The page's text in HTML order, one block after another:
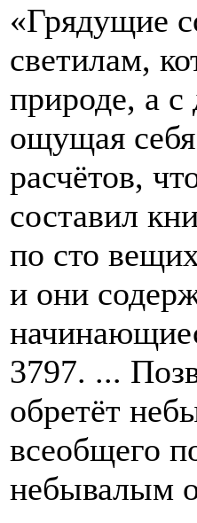
«Грядущие
светилам,
природе, а
ощущая себя
расчётов,
составил
по сто
и они
3797. ...
обретёт
всеобщего
небывалым